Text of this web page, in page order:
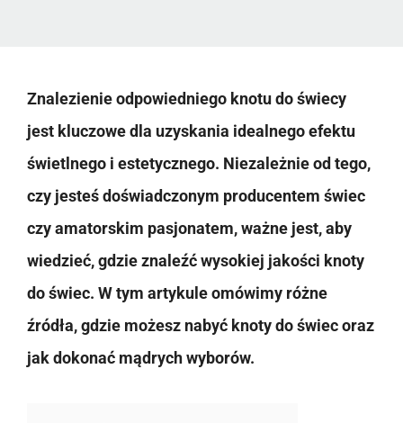
Znalezienie odpowiedniego knotu do świecy
jest kluczowe dla uzyskania idealnego efektu
świetlnego i estetycznego. Niezależnie od tego,
czy jesteś doświadczonym producentem świec
czy amatorskim pasjonatem, ważne jest, aby
wiedzieć, gdzie znaleźć wysokiej jakości knoty
do świec. W tym artykule omówimy różne
źródła, gdzie możesz nabyć knoty do świec oraz
jak dokonać mądrych wyborów.